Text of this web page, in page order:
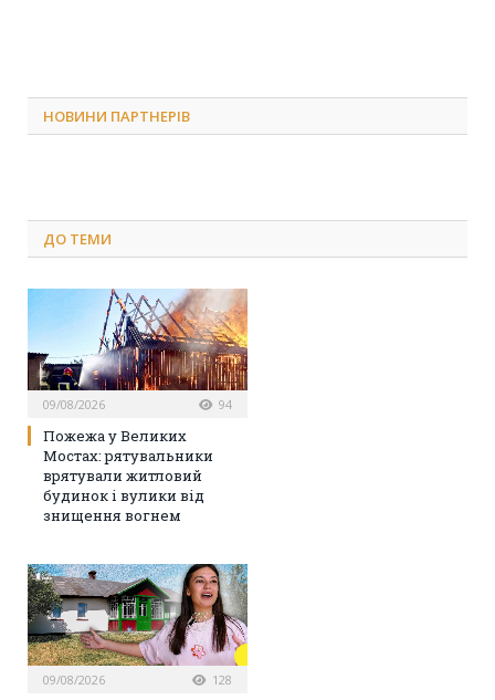
НОВИНИ ПАРТНЕРІВ
ДО ТЕМИ
09/08/2026 94
Пожежа у Великих
Мостах: рятувальники
врятували житловий
будинок і вулики від
знищення вогнем
09/08/2026 128